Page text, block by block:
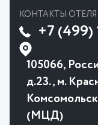
КОНТАКТЫ ОТЕЛЯ
+7 (499)
105066,
д.23., м.
(МЦД)